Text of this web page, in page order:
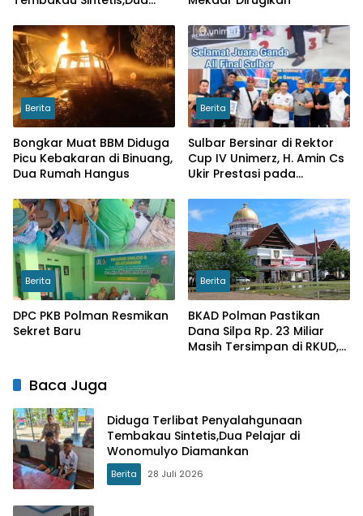
Diamankan
Berita
Bongkar Muat BBM Diduga
Picu Kebakaran di Binuang,
Dua Rumah Hangus
Berita
Sulbar Bersinar di Rektor
Cup IV Unimerz, H. Amin Cs
Ukir Prestasi pada
Nasional
Berita
DPC PKB Polman Resmikan
Sekret Baru
Berita
BKAD Polman Pastikan
Dana Silpa Rp. 23 Miliar
Masih Tersimpan di RKUD,
Baca Juga
Diduga Terlibat Penyalahgunaan
Tembakau Sintetis,Dua Pelajar di
Wonomulyo Diamankan
Berita 28 Juli 2026